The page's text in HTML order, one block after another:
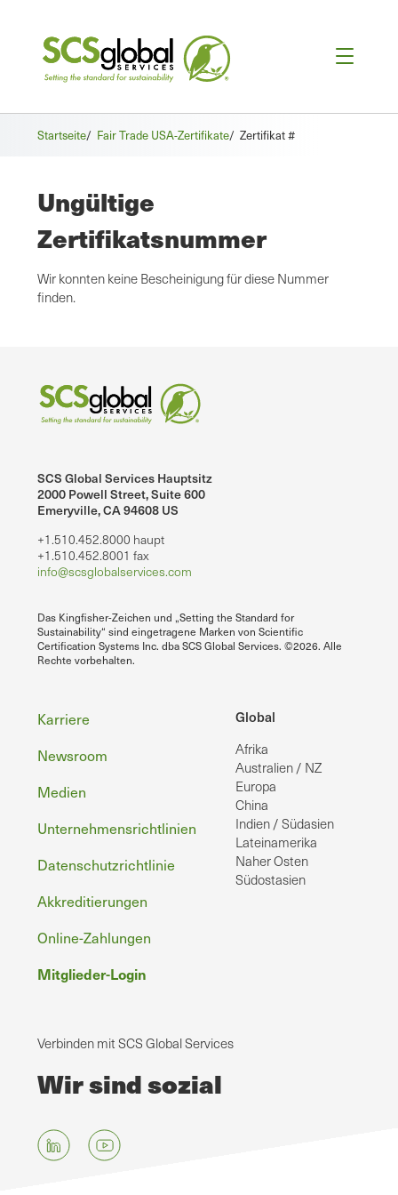
Startseite/ Fair Trade USA-Zertifikate/ Zertifikat #
Ungültige
Zertifikatsnummer
Wir konnten keine Bescheinigung für diese Nummer
finden.
SCS Global Services Hauptsitz
2000 Powell Street, Suite 600
Emeryville, CA 94608 US
+1.510.452.8000 haupt
+1.510.452.8001 fax
info@scsglobalservices.com
Das Kingfisher-Zeichen und „Setting the Standard for
Sustainability“ sind eingetragene Marken von Scientific
Certification Systems Inc. dba SCS Global Services. ©2026. Alle
Rechte vorbehalten.
Global
Afrika
Australien / NZ
Europa
China
Indien / Südasien
Lateinamerika
Naher Osten
Südostasien
Fußzeile
Karriere
Newsroom
Medien
Unternehmensrichtlinien
Datenschutzrichtlinie
Akkreditierungen
Online-Zahlungen
Mitglieder-Login
Verbinden mit SCS Global Services
Wir sind sozial